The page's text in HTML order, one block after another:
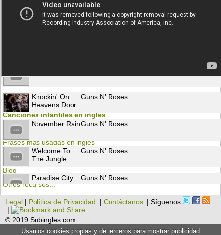
Knockin' On
Heavens Door
Guns N' Roses
November RainGuns N' Roses
Welcome To
The Jungle
Guns N' Roses
Paradise City Guns N' Roses
Since I Don't
Have You
Guns N' Roses
Sweet Child Guns N' Roses
Otros recursos para aprender inglés
Canciones infantiles en inglés
Flashcards
Frases más usadas en inglés
Gramática
Blog
Otros recursos...
Legal | Política de Privacidad |Contáctanos | Síguenos
|
© 2019 Subingles.com
Usamos cookies propias y de terceros para mostrar publicidad